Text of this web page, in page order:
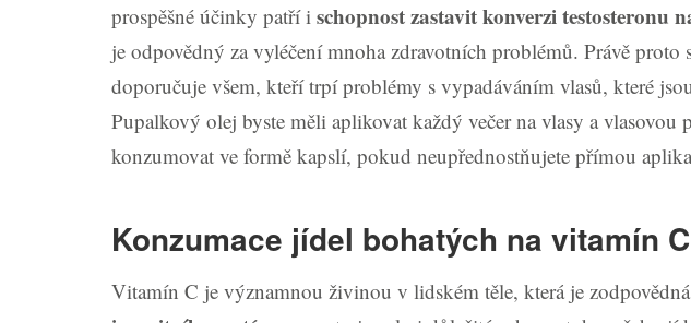
prospěšné účinky patří i schopnost zastavit konverzi testosteronu
je odpovědný za vyléčení mnoha zdravotních problémů. Právě proto
doporučuje všem, kteří trpí problémy s vypadáváním vlasů, které
Pupalkový olej byste měli aplikovat každý večer na vlasy a vlasovou
konzumovat ve formě kapslí, pokud neupřednostňujete přímou
Konzumace jídel bohatých na vitamín C
Vitamín C je významnou živinou v lidském těle, která je